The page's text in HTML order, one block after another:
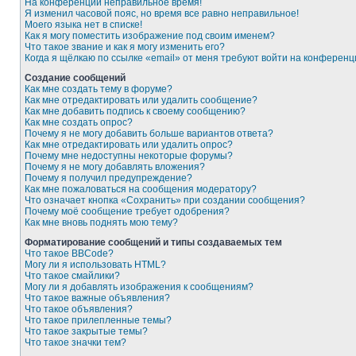
На конференции неправильное время!
Я изменил часовой пояс, но время все равно неправильное!
Моего языка нет в списке!
Как я могу поместить изображение под своим именем?
Что такое звание и как я могу изменить его?
Когда я щёлкаю по ссылке «email» от меня требуют войти на
Создание сообщений
Как мне создать тему в форуме?
Как мне отредактировать или удалить сообщение?
Как мне добавить подпись к своему сообщению?
Как мне создать опрос?
Почему я не могу добавить больше вариантов ответа?
Как мне отредактировать или удалить опрос?
Почему мне недоступны некоторые форумы?
Почему я не могу добавлять вложения?
Почему я получил предупреждение?
Как мне пожаловаться на сообщения модератору?
Что означает кнопка «Сохранить» при создании сообщения?
Почему моё сообщение требует одобрения?
Как мне вновь поднять мою тему?
Форматирование сообщений и типы создаваемых тем
Что такое BBCode?
Могу ли я использовать HTML?
Что такое смайлики?
Могу ли я добавлять изображения к сообщениям?
Что такое важные объявления?
Что такое объявления?
Что такое прилепленные темы?
Что такое закрытые темы?
Что такое значки тем?